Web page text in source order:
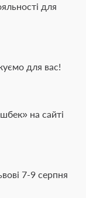
для
для вас!
на сайті
7-9 серпня